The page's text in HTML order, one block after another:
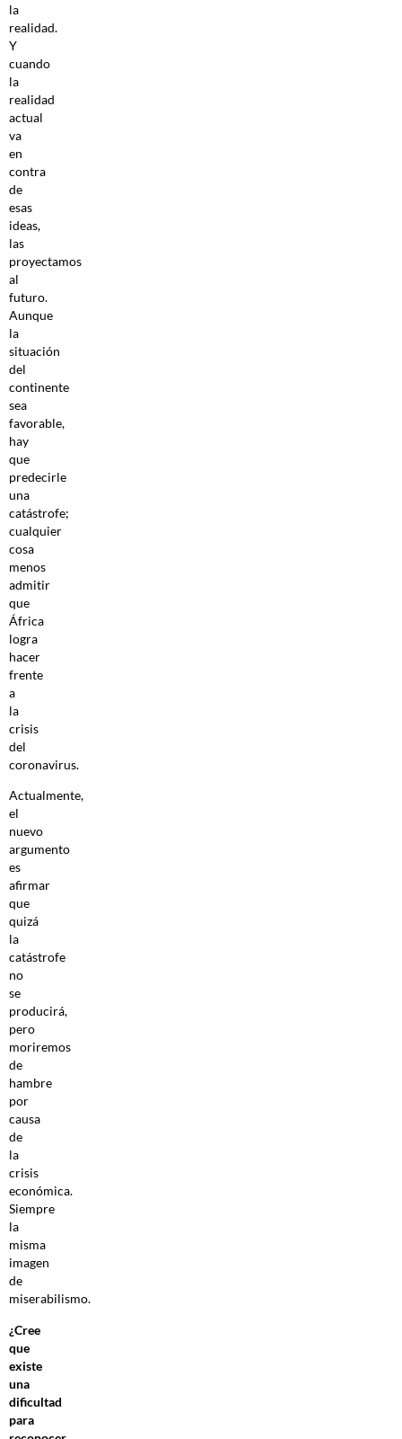
la
realidad.
Y
cuando
la
realidad
actual
va
en
contra
de
esas
ideas,
las
proyectamos
al
futuro.
Aunque
la
situación
del
continente
sea
favorable,
hay
que
predecirle
una
catástrofe;
cualquier
cosa
menos
admitir
que
África
logra
hacer
frente
a
la
crisis
del
coronavirus.
Actualmente,
el
nuevo
argumento
es
afirmar
que
quizá
la
catástrofe
no
se
producirá,
pero
moriremos
de
hambre
por
causa
de
la
crisis
económica.
Siempre
la
misma
imagen
de
miserabilismo.
¿Cree
que
existe
una
dificultad
para